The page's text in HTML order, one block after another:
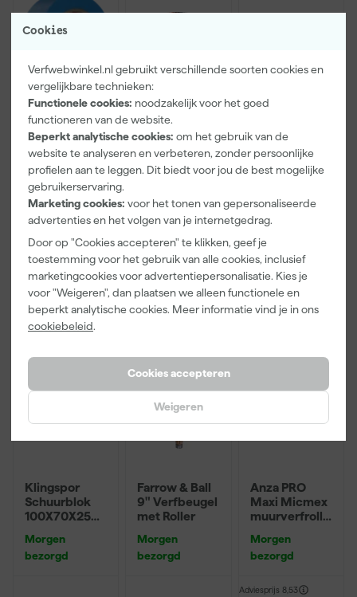
Cookies
Verfwebwinkel.nl gebruikt verschillende soorten cookies en
vergelijkbare technieken:
Functionele cookies: noodzakelijk voor het goed
functioneren van de website.
Beperkt analytische cookies: om het gebruik van de
website te analyseren en verbeteren, zonder persoonlijke
profielen aan te leggen. Dit biedt voor jou de best mogelijke
gebruikerservaring.
Marketing cookies: voor het tonen van gepersonaliseerde
advertenties en het volgen van je internetgedrag.
Door op "Cookies accepteren" te klikken, geef je
toestemming voor het gebruik van alle cookies, inclusief
marketingcookies voor advertentiepersonalisatie. Kies je
voor "Weigeren", dan plaatsen we alleen functionele en
beperkt analytische cookies. Meer informatie vind je in ons
cookiebeleid.
Cookies accepteren
Weigeren
Kip Tape
3307-24
Smooth-Tec
Afplaktape
Buitengebruik
- 24mm x
50m
Morgen
bezorgd
5,28
incl. BTW
Farrow & Ball
F&B
Kleurenwaaie
bezorgd
22,00
incl. BTW
Go!Paint Roll
And Go
Verfemmer -
8L + 5
Inzetemmers
en deksel
bezorgd
10,99
incl. BTW
Klingspor
Schuurblok
100X70X25m
P220
Morgen
bezorgd
Farrow & Ball
9" Verfbeugel
met Roller
Morgen
bezorgd
Anza PRO
Maxi Micmex
muurverfrolle
Morgen
bezorgd
Adviesprijs 8,53